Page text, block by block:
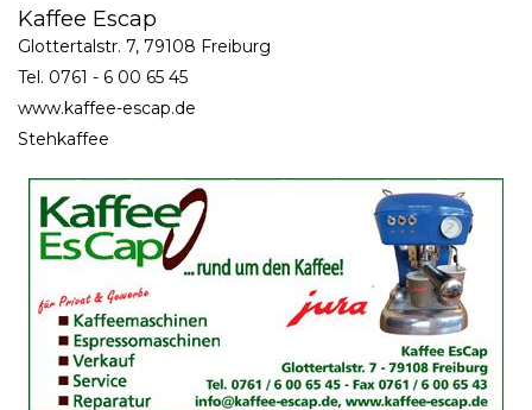
Kaffee Escap
Glottertalstr. 7, 79108 Freiburg
Tel. 0761 - 6 00 65 45
www.kaffee-escap.de
Stehkaffee